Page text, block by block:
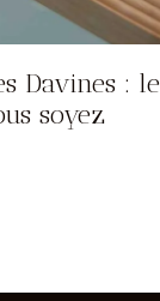
Davines : le
soyez